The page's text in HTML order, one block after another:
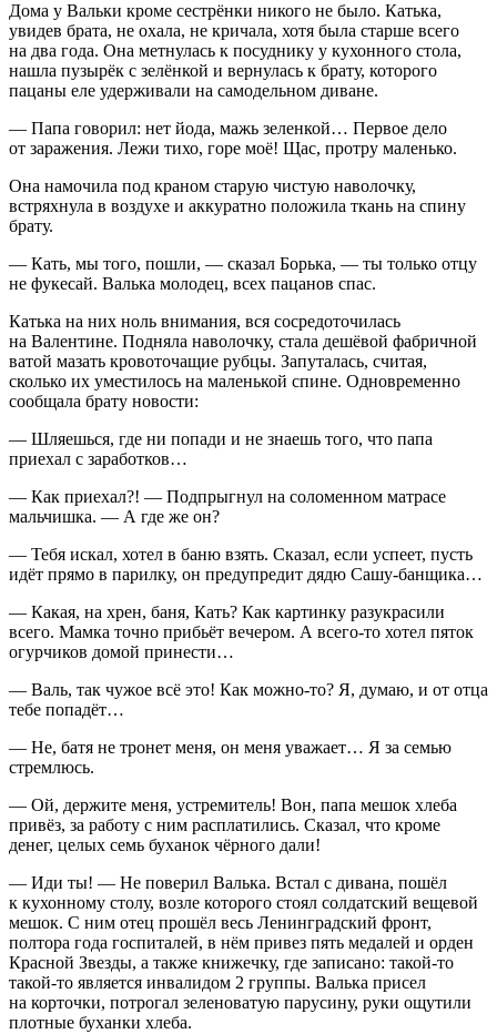
Дома у Вальки кроме сестрёнки никого не было. Катька,
увидев брата, не охала, не кричала, хотя была старше всего
на два года. Она метнулась к посуднику у кухонного стола,
нашла пузырёк с зелёнкой и вернулась к брату, которого
пацаны еле удерживали на самодельном диване.
— Папа говорил: нет йода, мажь зеленкой… Первое дело
от заражения. Лежи тихо, горе моё! Щас, протру маленько.
Она намочила под краном старую чистую наволочку,
встряхнула в воздухе и аккуратно положила ткань на спину
брату.
— Кать, мы того, пошли, — сказал Борька, — ты только отцу
не фукесай. Валька молодец, всех пацанов спас.
Катька на них ноль внимания, вся сосредоточилась
на Валентине. Подняла наволочку, стала дешёвой фабричной
ватой мазать кровоточащие рубцы. Запуталась, считая,
сколько их уместилось на маленькой спине. Одновременно
сообщала брату новости:
— Шляешься, где ни попади и не знаешь того, что папа
приехал с заработков…
— Как приехал?! — Подпрыгнул на соломенном матрасе
мальчишка. — А где же он?
— Тебя искал, хотел в баню взять. Сказал, если успеет, пусть
идёт прямо в парилку, он предупредит дядю Сашу-банщика…
— Какая, на хрен, баня, Кать? Как картинку разукрасили
всего. Мамка точно прибьёт вечером. А всего-то хотел пяток
огурчиков домой принести…
— Валь, так чужое всё это! Как можно-то? Я, думаю, и от отца
тебе попадёт…
— Не, батя не тронет меня, он меня уважает… Я за семью
стремлюсь.
— Ой, держите меня, устремитель! Вон, папа мешок хлеба
привёз, за работу с ним расплатились. Сказал, что кроме
денег, целых семь буханок чёрного дали!
— Иди ты! — Не поверил Валька. Встал с дивана, пошёл
к кухонному столу, возле которого стоял солдатский вещевой
мешок. С ним отец прошёл весь Ленинградский фронт,
полтора года госпиталей, в нём привез пять медалей и орден
Красной Звезды, а также книжечку, где записано: такой-то
такой-то является инвалидом 2 группы. Валька присел
на корточки, потрогал зеленоватую парусину, руки ощутили
плотные буханки хлеба.